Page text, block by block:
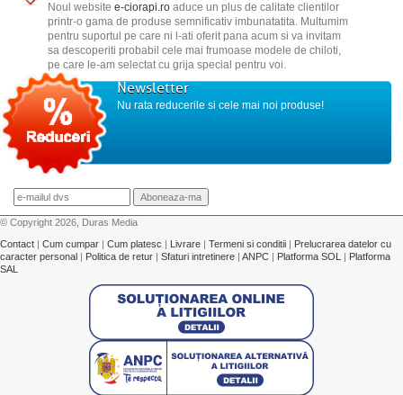
Noul website e-ciorapi.roaduce un plus de calitate clientilor
printr-o gama de produse semnificativ imbunatatita. Multumim
pentru suportul pe care ni l-ati oferit pana acum si va invitam
sa descoperiti probabil cele mai frumoase modele de chiloti,
pe care le-am selectat cu grija special pentru voi.
Newsletter
Nu rata reducerile si cele mai noi produse!
© Copyright 2026, Duras Media
Contact | Cum cumpar | Cum platesc | Livrare | Termeni si conditii | Prelucrarea datelor cu
caracter personal | Politica de retur | Sfaturi intretinere | ANPC | Platforma SOL | Platforma
SAL